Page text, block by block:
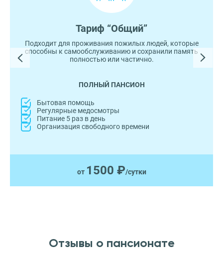
Тариф “Общий”
Подходит для проживания пожилых людей, которые
способны к самообслуживанию и сохранили память
полностью или частично.
ПОЛНЫЙ ПАНСИОН
Бытовая помощь
Регулярные медосмотры
Питание 5 раз в день
Организация свободного времени
от 1500 ₽/сутки
Отзывы о пансионате